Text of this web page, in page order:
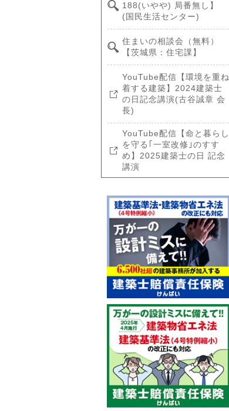
188(いやや) 局番無し】
(国民生活センター)
住まいの相談会（無料）
【茨城県：住宅課】
YouTube配信【環境を重ね
着する建築】2024建築士
の日記念講演(古谷誠章 会
長)
YouTube配信【命と暮らし
を守る｢一室改修｣のすす
め】2025建築士の日 記念
講演